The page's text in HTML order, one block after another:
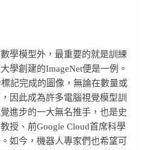
學模型外，最重要的就是訓練
學創建的ImageNet便是一例。
記完成的圖像，無論在數量或
因此成為許多電腦視覺模型訓
進步的一大無名推手，也是史
授、前Google Cloud首席科學
如今，機器人專家們也希望可